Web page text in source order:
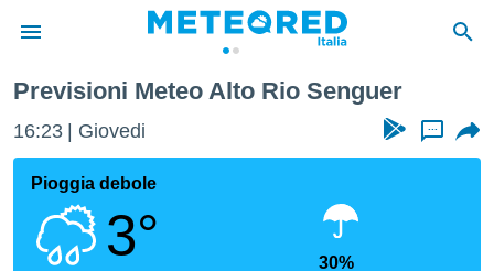
di
per
Previsioni Meteo Alto Rio Senguer
16:23 Giovedi ...
Pioggia debole
3°
30%